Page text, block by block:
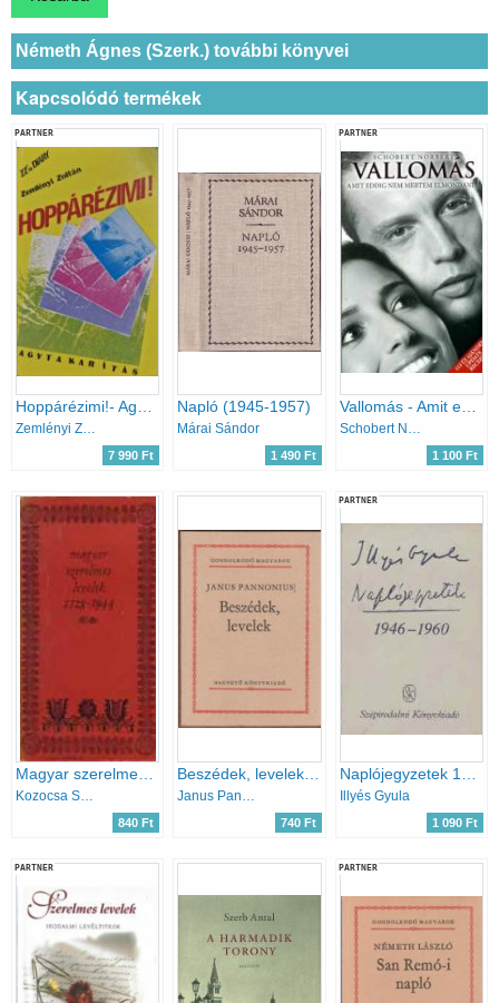
Németh Ágnes (Szerk.) további könyvei
Kapcsolódó termékek
PARTNER
Hoppárézimi!- Agytakarítás
Zemlényi Zoltán
7 990 Ft
Napló (1945-1957)
Márai Sándor
1 490 Ft
PARTNER
Vallomás - Amit eddig nem mertem elmondani...
Schobert Norbert
1 100 Ft
Kozocsa Sándor (Szerk.)
840 Ft
Janus Pannonius
740 Ft
PARTNER
Illyés Gyula
1 090 Ft
PARTNER PARTNER